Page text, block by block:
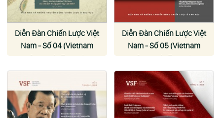
Diễn Đàn Chiến Lược Việt
Nam - Số 04 (Vietnam
Strategic Forum)
Diễn Đàn Chiến Lược Việt
Nam - Số 05 (Vietnam
Strategic Forum)